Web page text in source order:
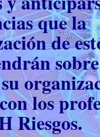
que la
de
los
Riesgos.